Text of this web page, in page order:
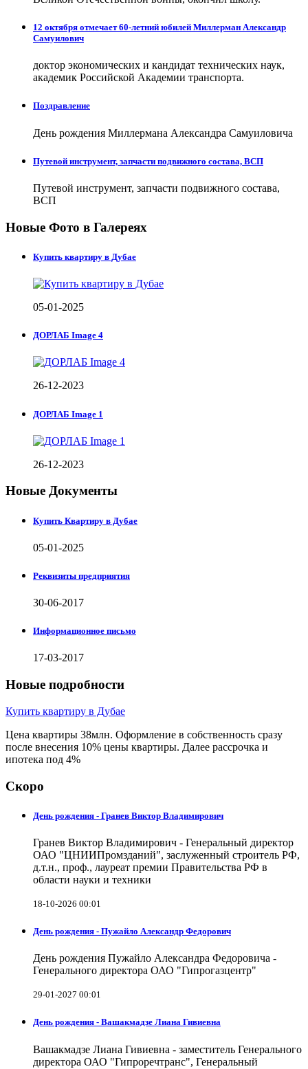
12 октября отмечает 60-летний юбилей Миллерман Александр
Самуилович
доктор экономических и кандидат технических наук,
академик Российской Академии транспорта.
Поздравление
День рождения Миллермана Александра Самуиловича
Путевой инструмент, запчасти подвижного состава, ВСП
Путевой инструмент, запчасти подвижного состава,
ВСП
Новые Фото в Галереях
Купить квартиру в Дубае
05-01-2025
ДОРЛАБ Image 4
26-12-2023
ДОРЛАБ Image 1
26-12-2023
Новые Документы
Купить Квартиру в Дубае
05-01-2025
Реквизиты предприятия
30-06-2017
Информационное письмо
17-03-2017
Новые подробности
Купить квартиру в Дубае
Цена квартиры 38млн. Оформление в собственность сразу
после внесения 10% цены квартиры. Далее рассрочка и
ипотека под 4%
Скоро
День рождения - Гранев Виктор Владимирович
Гранев Виктор Владимирович - Генеральный директор
ОАО "ЦНИИПромзданий", заслуженный строитель РФ,
д.т.н., проф., лауреат премии Правительства РФ в
области науки и техники
18-10-2026 00:01
День рождения - Пужайло Александр Федорович
День рождения Пужайло Александра Федоровича -
Генерального директора ОАО "Гипрогазцентр"
29-01-2027 00:01
День рождения - Вашакмадзе Лиана Гивиевна
Вашакмадзе Лиана Гивиевна - заместитель Генерального
директора ОАО "Гипроречтранс", Генеральный